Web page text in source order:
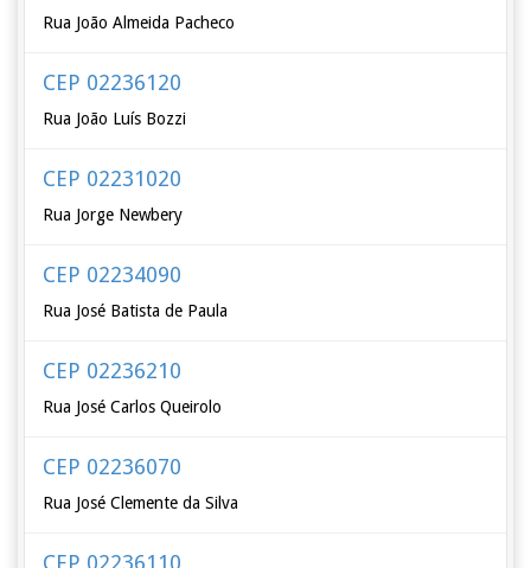
Rua João Almeida Pacheco
CEP 02236120
Rua João Luís Bozzi
CEP 02231020
Rua Jorge Newbery
CEP 02234090
Rua José Batista de Paula
CEP 02236210
Rua José Carlos Queirolo
CEP 02236070
Rua José Clemente da Silva
CEP 02236110